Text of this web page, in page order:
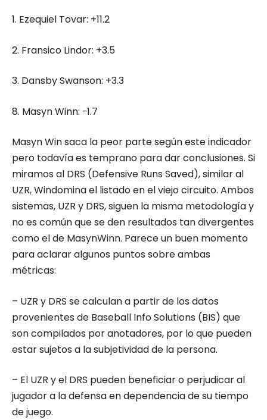
1. Ezequiel Tovar: +11.2
2. Fransico Lindor: +3.5
3. Dansby Swanson: +3.3
8. Masyn Winn: -1.7
Masyn Win saca la peor parte según este indicador
pero todavía es temprano para dar conclusiones. Si
miramos al DRS (Defensive Runs Saved), similar al
UZR, Windomina el listado en el viejo circuito. Ambos
sistemas, UZR y DRS, siguen la misma metodología y
no es común que se den resultados tan divergentes
como el de MasynWinn. Parece un buen momento
para aclarar algunos puntos sobre ambas
métricas:
– UZR y DRS se calculan a partir de los datos
provenientes de Baseball Info Solutions (BIS) que
son compilados por anotadores, por lo que pueden
estar sujetos a la subjetividad de la persona.
– El UZR y el DRS pueden beneficiar o perjudicar al
jugador a la defensa en dependencia de su tiempo
de juego.